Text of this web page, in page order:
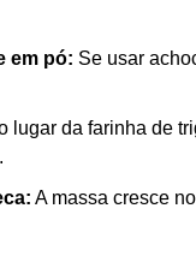
em pó: Se usar
lugar da farinha de
A massa cresce